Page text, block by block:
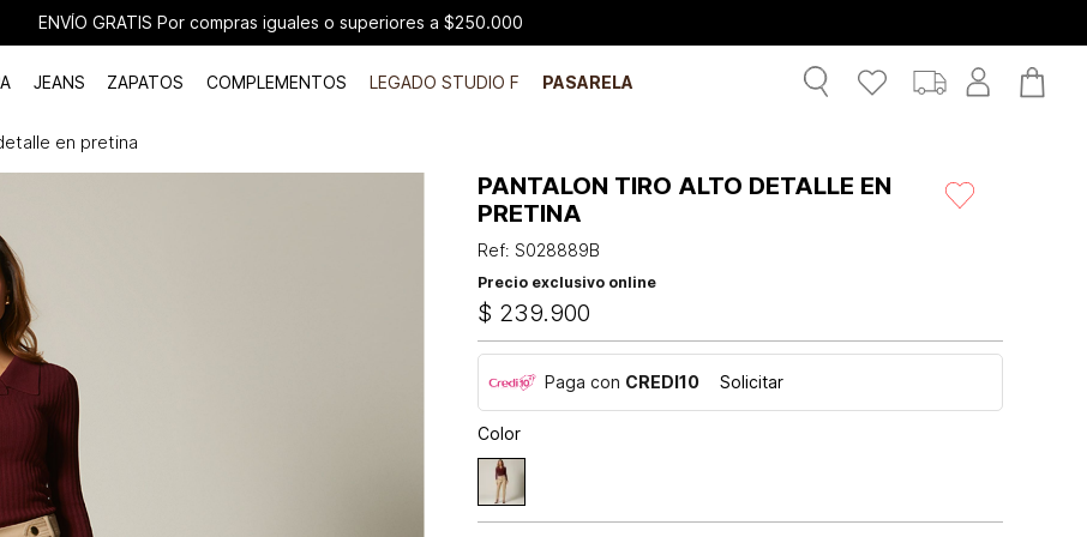
ENVÍO GRATIS Por compras iguales o superiores a $250.000
JEANS ZAPATOS COMPLEMENTOS LEGADO STUDIO F PASARELA
en pretina
PANTALON TIRO ALTO DETALLE EN
PRETINA
Ref:S028889B
Precio exclusivo online
$ 239.900
Paga con CREDI10 Solicitar
Color